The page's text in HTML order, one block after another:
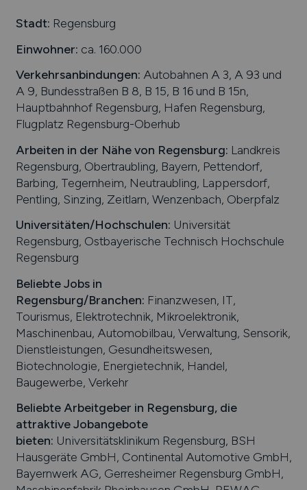
Stadt: Regensburg
Einwohner: ca. 160.000
Verkehrsanbindungen: Autobahnen A 3, A 93 und
A 9, Bundesstraßen B 8, B 15, B 16 und B 15n,
Hauptbahnhof Regensburg, Hafen Regensburg,
Flugplatz Regensburg-Oberhub
Arbeiten in der Nähe von Regensburg: Landkreis
Regensburg, Obertraubling, Bayern, Pettendorf,
Barbing, Tegernheim, Neutraubling, Lappersdorf,
Pentling, Sinzing, Zeitlarn, Wenzenbach, Oberpfalz
Universitäten/Hochschulen: Universität
Regensburg, Ostbayerische Technisch Hochschule
Regensburg
Beliebte Jobs in
Regensburg/Branchen: Finanzwesen, IT,
Tourismus, Elektrotechnik, Mikroelektronik,
Maschinenbau, Automobilbau, Verwaltung, Sensorik,
Dienstleistungen, Gesundheitswesen,
Biotechnologie, Energietechnik, Handel,
Baugewerbe, Verkehr
Beliebte Arbeitgeber in Regensburg, die
attraktive Jobangebote
bieten: Universitätsklinikum Regensburg, BSH
Hausgeräte GmbH, Continental Automotive GmbH,
Bayernwerk AG, Gerresheimer Regensburg GmbH,